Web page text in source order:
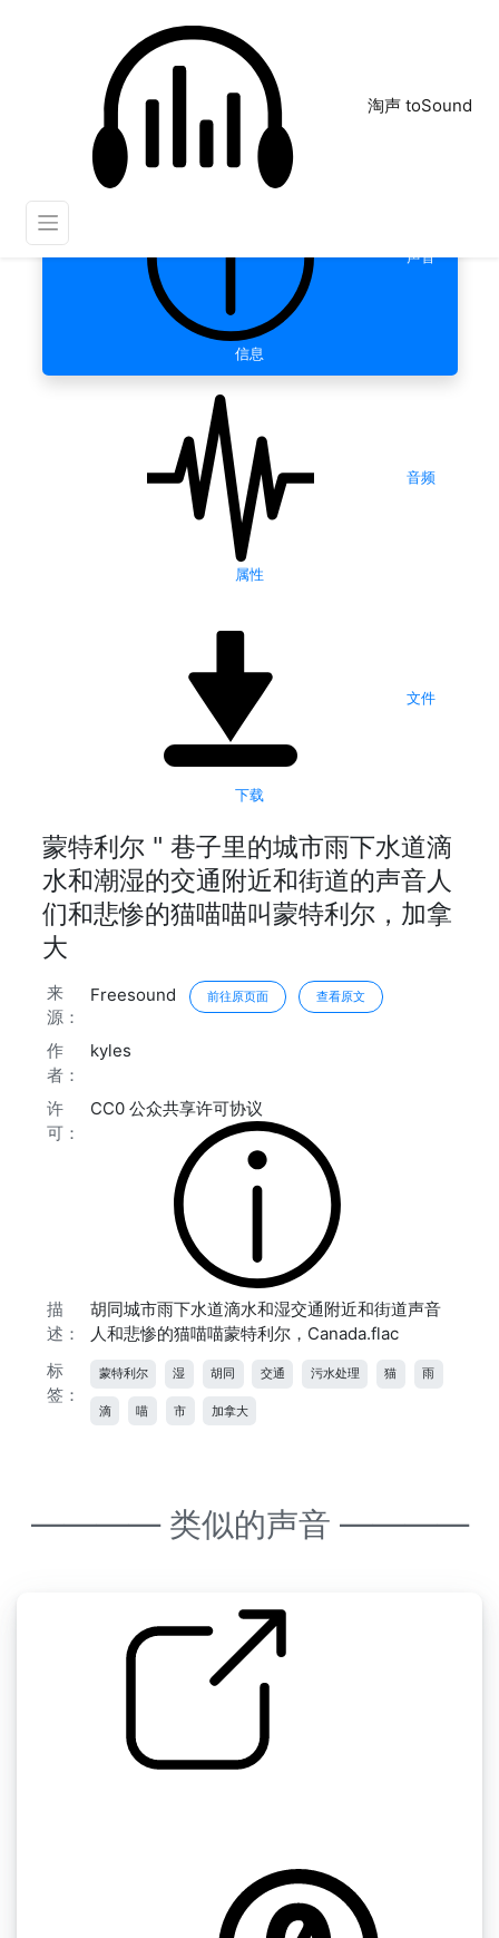
淘声 toSound
声音
信息
音频
属性
文件
下载
蒙特利尔 " 巷子里的城市雨下水道滴
水和潮湿的交通附近和街道的声音人
们和悲惨的猫喵喵叫蒙特利尔，加拿
大
来
源：
Freesound 前往原页面 查看原文
作
者：
kyles
许
可：
CC0 公众共享许可协议
描
述：
胡同城市雨下水道滴水和湿交通附近和街道声音
人和悲惨的猫喵喵蒙特利尔，Canada.flac
标
签：
蒙特利尔 湿 胡同 交通 污水处理 猫 雨
滴 喵 市 加拿大
———— 类似的声音 ————